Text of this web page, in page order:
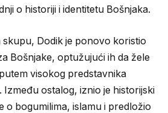
o historiji i identitetu Bošnjaka.
Dodik je ponovo koristio
Bošnjake, optužujući ih da žele
visokog predstavnika
Između ostalog, iznio je historijski
o bogumilima, islamu i predložio